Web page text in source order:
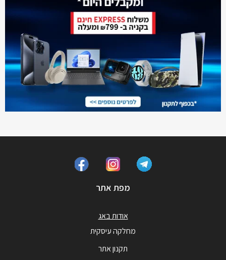
מפת אתר
אודות באג
מחלקה עיסקית
תקנון אתר